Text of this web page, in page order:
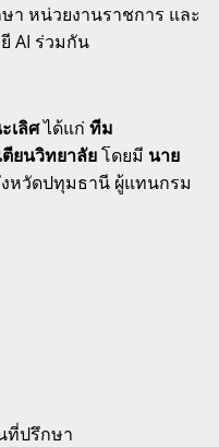
า หน่วยงานราชการ และ
AI ร่วมกัน
เลิศได้แก่ ทีม
ตียนวิทยาลัยโดยมี นาย
หวัดปทุมธานี ผู้แทนกรม
ที่ปรึกษา